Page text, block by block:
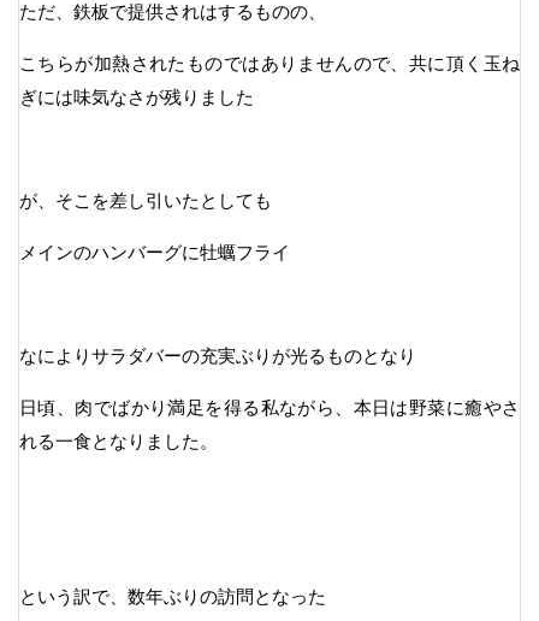
ただ、鉄板で提供されはするものの、
こちらが加熱されたものではありませんので、共に頂く玉ね
ぎには味気なさが残りました
が、そこを差し引いたとしても
メインのハンバーグに牡蠣フライ
なによりサラダバーの充実ぶりが光るものとなり
日頃、肉でばかり満足を得る私ながら、本日は野菜に癒やさ
れる一食となりました。
という訳で、数年ぶりの訪問となった